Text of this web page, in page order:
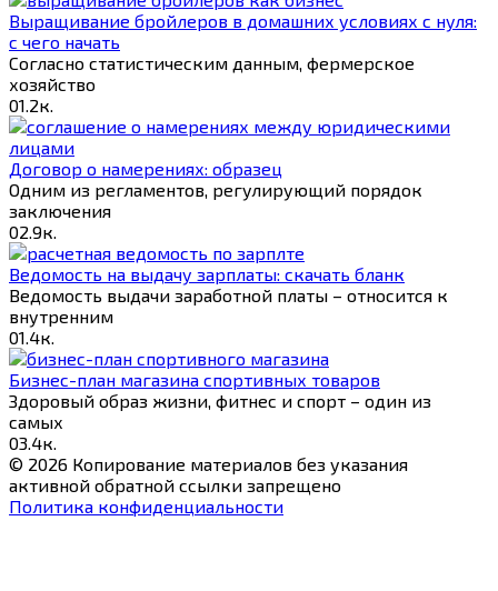
Выращивание бройлеров в домашних условиях с нуля:
с чего начать
Согласно статистическим данным, фермерское
хозяйство
01.2к.
Договор о намерениях: образец
Одним из регламентов, регулирующий порядок
заключения
02.9к.
Ведомость на выдачу зарплаты: скачать бланк
Ведомость выдачи заработной платы – относится к
внутренним
01.4к.
Бизнес-план магазина спортивных товаров
Здоровый образ жизни, фитнес и спорт – один из
самых
03.4к.
© 2026 Копирование материалов без указания
активной обратной ссылки запрещено
Политика конфиденциальности